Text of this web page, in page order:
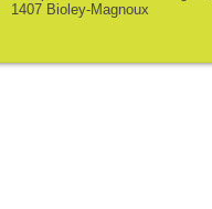
1407 Bioley-Magnoux